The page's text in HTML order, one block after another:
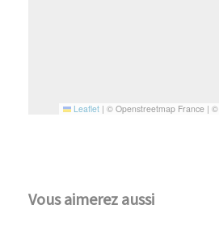
Leaflet | © Openstreetmap France | ©
Vous aimerez aussi